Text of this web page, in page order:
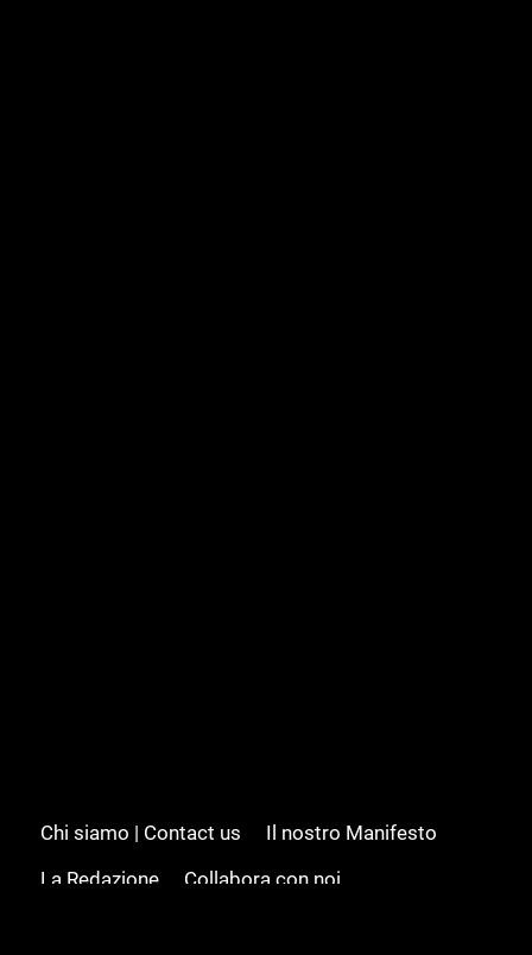
Chi siamo | Contact us
Il nostro Manifesto
La Redazione
Collabora con noi